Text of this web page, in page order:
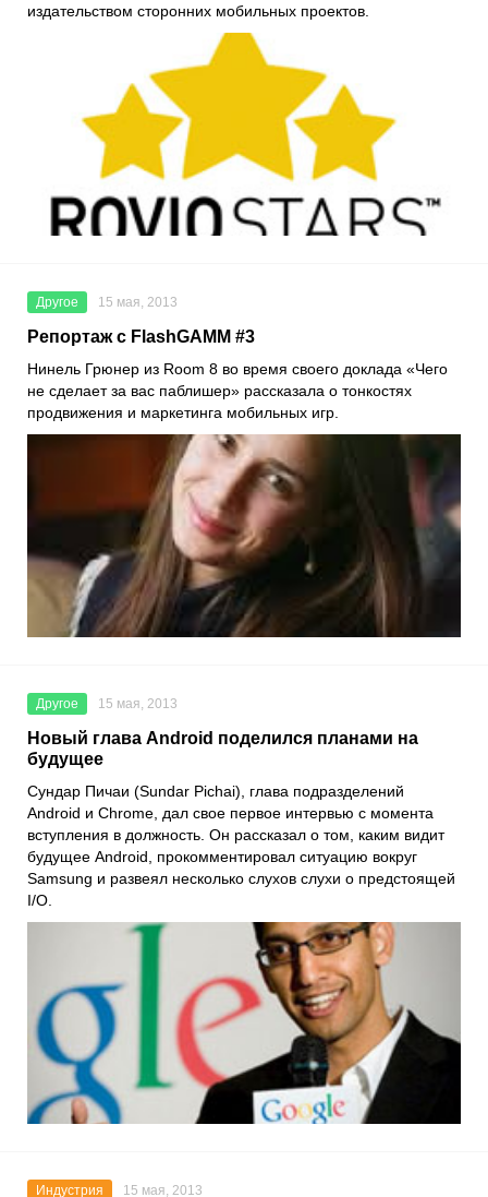
издательством сторонних мобильных проектов.
Другое 15 мая, 2013
Репортаж с FlashGAMM #3
Нинель Грюнер из Room 8 во время своего доклада «Чего
не сделает за вас паблишер» рассказала о тонкостях
продвижения и маркетинга мобильных игр.
Другое 15 мая, 2013
Новый глава Android поделился планами на
будущее
Сундар Пичаи (Sundar Pichai), глава подразделений
Android и Chrome, дал свое первое интервью с момента
вступления в должность. Он рассказал о том, каким видит
будущее Android, прокомментировал ситуацию вокруг
Samsung и развеял несколько слухов слухи о предстоящей
I/O.
Индустрия 15 мая, 2013